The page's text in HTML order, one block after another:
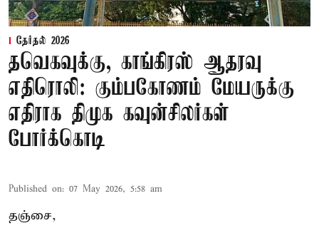
தேர்தல் 2026
தவெகவுக்கு, காங்கிரஸ் ஆதரவு
எதிரொலி: கும்பகோணம் மேயருக்கு
எதிராக திமுக கவுன்சிலர்கள்
போர்க்கொடி
Published on: 07 May 2026, 5:58 am
தஞ்சை,